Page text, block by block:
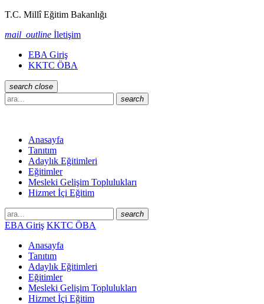
T.C. Millî Eğitim Bakanlığı
mail_outline İletişim
EBA Giriş
KKTC ÖBA
search close
search
Anasayfa
Tanıtım
Adaylık Eğitimleri
Eğitimler
Mesleki Gelişim Toplulukları
Hizmet İçi Eğitim
search
EBA Giriş KKTC ÖBA
Anasayfa
Tanıtım
Adaylık Eğitimleri
Eğitimler
Mesleki Gelişim Toplulukları
Hizmet İçi Eğitim